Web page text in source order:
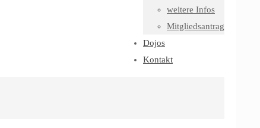
weitere Infos
Mitgliedsantrag
Dojos
Kontakt